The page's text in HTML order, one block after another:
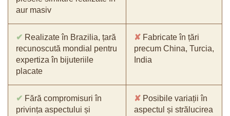
aur masiv
✔ Realizate în Brazilia, țară
recunoscută mondial pentru
expertiza în bijuteriile
placate
✘ Fabricate în țări
precum China, Turcia,
India
✔ Fără compromisuri în
privința aspectului și
✘ Posibile variații în
aspectul și strălucirea